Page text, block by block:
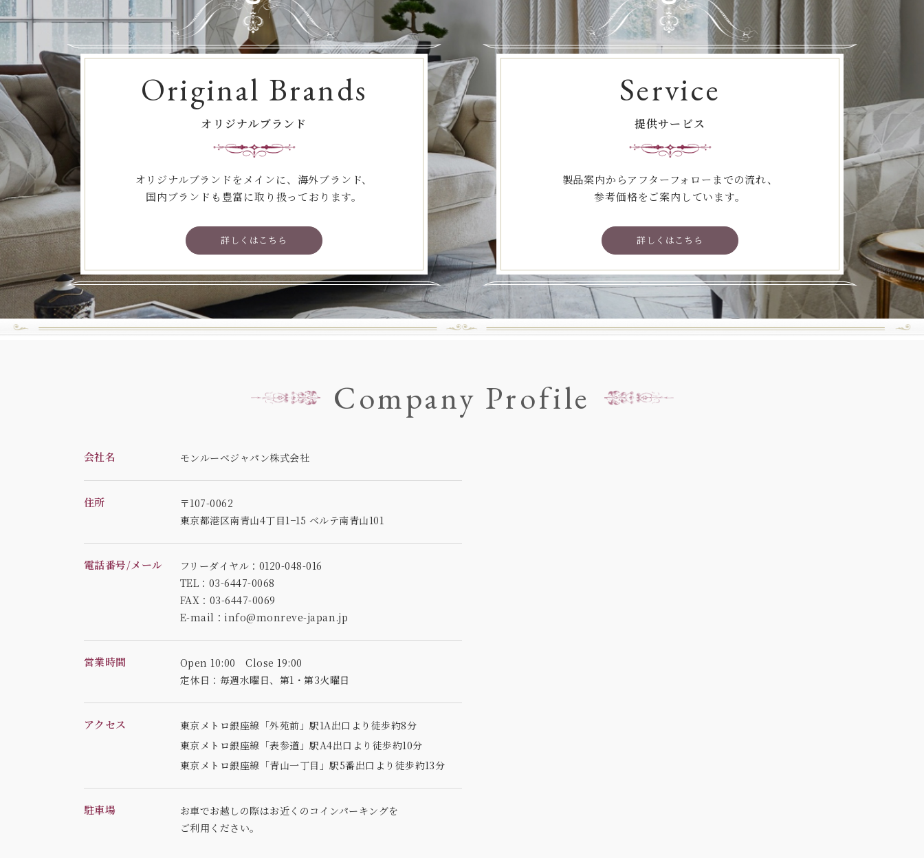
Original Brands
オリジナルブランド
オリジナルブランドをメインに、海外ブランド、
国内ブランドも豊富に取り扱っております。
詳しくはこちら
Service
提供サービス
製品案内からアフターフォローまでの流れ、
参考価格をご案内しています。
詳しくはこちら
Company Profile
会社名 モンルーベジャパン株式会社
住所
〒107-0062
東京都港区南青山4丁目1−15 ベルテ南青山101
電話番号/メール
フリーダイヤル：0120-048-016
TEL：03-6447-0068
FAX：03-6447-0069
E-mail：info@monreve-japan.jp
営業時間
Open 10:00 Close 19:00
定休日：毎週水曜日、 第1・第3火曜日
アクセス
東京メトロ銀座線「外苑前」駅1A出口より徒歩約8分
東京メトロ銀座線「表参道」駅A4出口より徒歩約10分
東京メトロ銀座線「青山一丁目」駅5番出口より徒歩約13分
駐車場
お車でお越しの際はお近くのコインパーキングを
ご利用ください。